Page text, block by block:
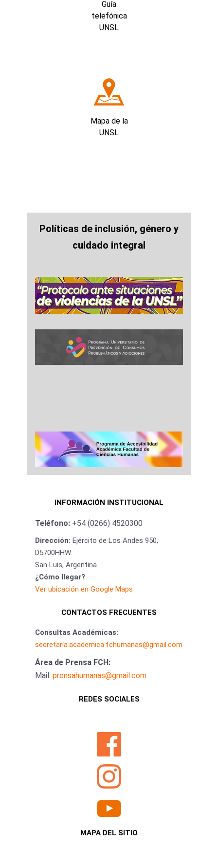
Guía
telefónica
UNSL
Mapa de la
UNSL
Políticas de inclusión, género y
cuidado integral
INFORMACIÓN INSTITUCIONAL
Teléfono: +54 (0266) 4520300
Dirección: Ejército de Los Andes 950,
D5700HHW.
San Luis, Argentina
¿Cómo llegar?
Ver ubicación en Google Maps
CONTACTOS FRECUENTES
Consultas Académicas:
secretaría.academica.fchumanas@gmail.com
Área de Prensa FCH:
Mail: prensahumanas@gmail.com
REDES SOCIALES
MAPA DEL SITIO